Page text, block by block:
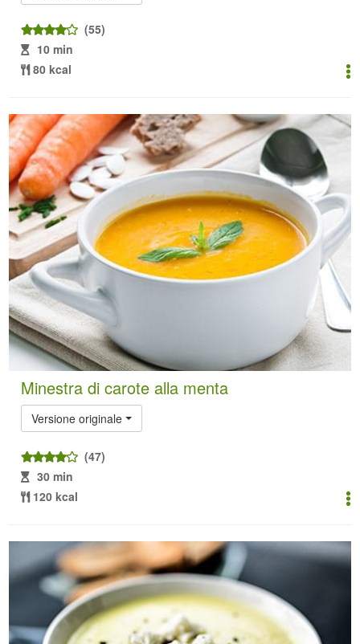
(55)
10 min
80 kcal
Minestra di carote alla menta
Versione originale
(47)
30 min
120 kcal